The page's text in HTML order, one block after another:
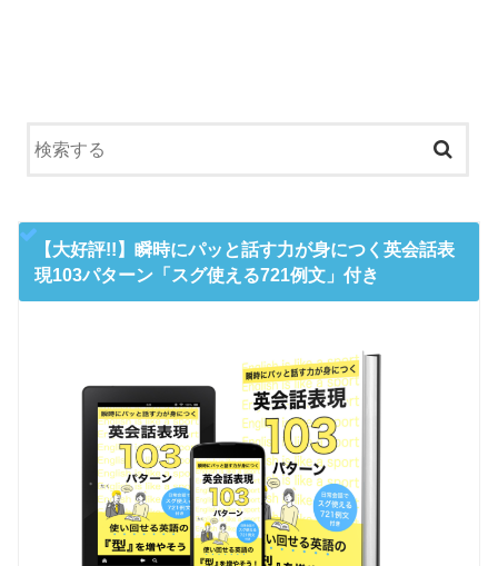
【大好評!!】瞬時にパッと話す力が身につく英会話表
現103パターン「スグ使える721例文」付き